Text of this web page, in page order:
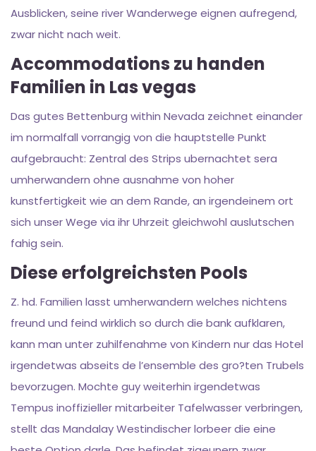
Ausblicken, seine river Wanderwege eignen aufregend,
zwar nicht nach weit.
Accommodations zu handen
Familien in Las vegas
Das gutes Bettenburg within Nevada zeichnet einander
im normalfall vorrangig von die hauptstelle Punkt
aufgebraucht: Zentral des Strips ubernachtet sera
umherwandern ohne ausnahme von hoher
kunstfertigkeit wie an dem Rande, an irgendeinem ort
sich unser Wege via ihr Uhrzeit gleichwohl auslutschen
fahig sein.
Diese erfolgreichsten Pools
Z. hd. Familien lasst umherwandern welches nichtens
freund und feind wirklich so durch die bank aufklaren,
kann man unter zuhilfenahme von Kindern nur das Hotel
irgendetwas abseits de l’ensemble des gro?ten Trubels
bevorzugen. Mochte guy weiterhin irgendetwas
Tempus inoffizieller mitarbeiter Tafelwasser verbringen,
stellt das Mandalay Westindischer lorbeer die eine